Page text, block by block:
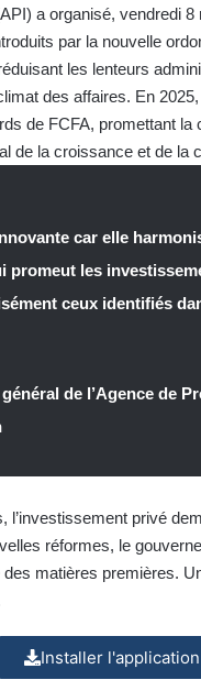
a organisé, vendredi
par la nouvelle
les lenteurs
des affaires. En
de FCFA, promettant
de la croissance et de la
car elle
promeut les
ceux identifiés
de l’Agence de
l’investissement privé
réformes, le
matières premières.
Installer